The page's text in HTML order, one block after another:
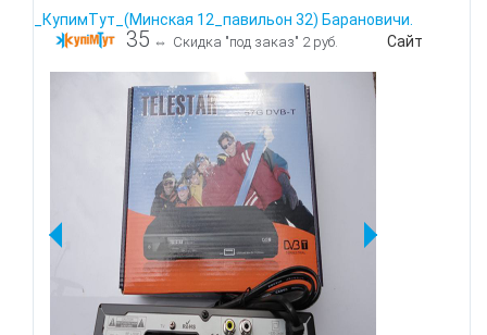
_КупимТут_(Минская 12_павильон 32) Барановичи.
35 ⇔ Скидка "под заказ" 2 руб. Сайт